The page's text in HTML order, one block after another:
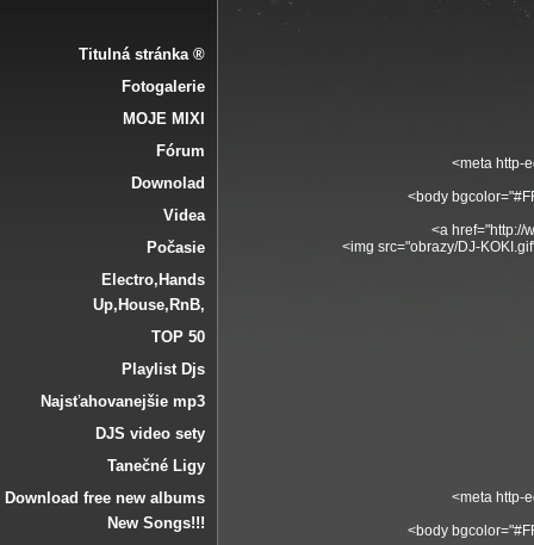
Titulná stránka ®
Fotogalerie
MOJE MIXI
Fórum
Downolad
Videa
Počasie
Electro‚Hands
Up‚House‚RnB‚
TOP 50
Playlist Djs
Najsťahovanejšie mp3
DJS video sety
Tanečné Ligy
Download free new albums
New Songs!!!
<meta http-
<body
<a href="http://
<img src="obrazy/DJ-
<meta http-
<body